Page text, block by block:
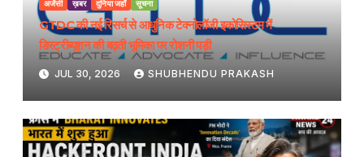
अजेंसी ख़बर दुनिया जहाँ सूचना
GTDC की नई रिसर्च से आधुनिक टेक्नोलॉजी इकोसिस्टम में
डिस्ट्रीब्यूशन की बढ़ती भूमिका पर रोशनी पड़ी
JUL 30, 2026 SHUBHENDU PRAKASH